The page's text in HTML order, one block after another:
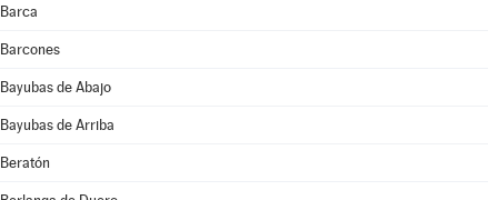
Barca
Barcones
Bayubas de Abajo
Bayubas de Arriba
Beratón